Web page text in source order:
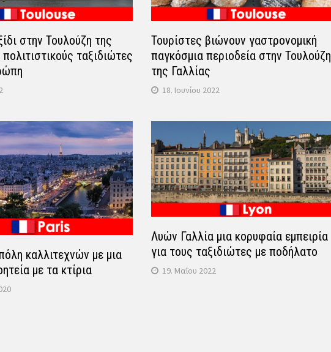
στην Τουλούζη της
πολιτιστικούς ταξιδιώτες
Τουρίστες βιώνουν γαστρονομική
παγκόσμια περιοδεία στην Τουλούζη
της Γαλλίας
18. Ιουνίου 2022
καλλιτεχνών με μια
με τα κτίρια
Λυών Γαλλία μια κορυφαία εμπειρία
για τους ταξιδιώτες με ποδήλατο
19. Μαΐου 2022